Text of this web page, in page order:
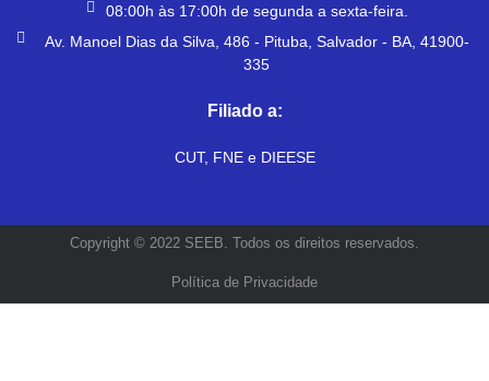
08:00h às 17:00h de segunda a sexta-feira.
Av. Manoel Dias da Silva, 486 - Pituba, Salvador - BA, 41900-
335
Filiado a:
CUT, FNE e DIEESE
Copyright © 2022 SEEB. Todos os direitos reservados.
Política de Privacidade